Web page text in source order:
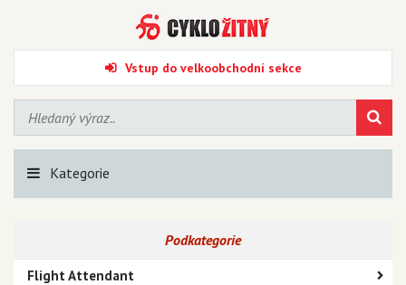
Vstup do velkoobchodní sekce
Kategorie
Podkategorie
Flight Attendant